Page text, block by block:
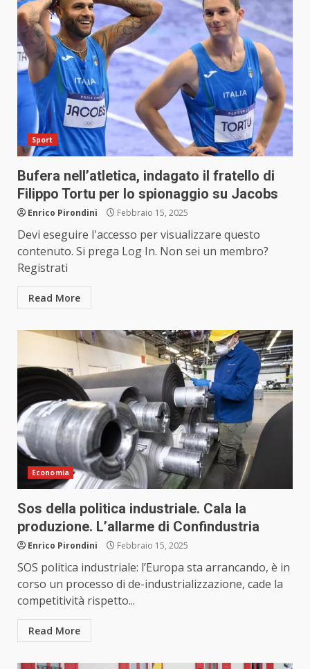
Sport
Bufera nell’atletica, indagato il fratello di
Filippo Tortu per lo spionaggio su Jacobs
Enrico Pirondini Febbraio 15, 2025
Devi eseguire l'accesso per visualizzare questo
contenuto. Si prega Log In. Non sei un membro?
Registrati
Read More
Economia
Sos della politica industriale. Cala la
produzione. L’allarme di Confindustria
Enrico Pirondini Febbraio 15, 2025
SOS politica industriale: l’Europa sta arrancando, è in
corso un processo di de-industrializzazione, cade la
competitività rispetto...
Read More